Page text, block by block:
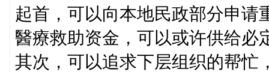
起首，可以向本地民政部分申请
醫療救助资金，可以或许供给必
其次，可以追求下层组织的帮忙